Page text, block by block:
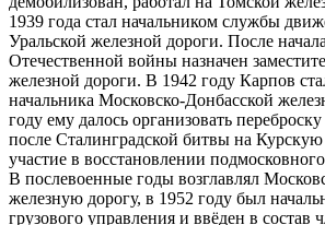
1939 года стал начальником службы
Уральской железной дороги. После
Отечественной войны назначен
железной дороги. В 1942 году Карпов
начальника Московско-Донбасской
году ему далось организовать
после Сталинградской битвы на
участие в восстановлении
В послевоенные годы возглавлял
железную дорогу, в 1952 году был
грузового управления и ввёден в состав